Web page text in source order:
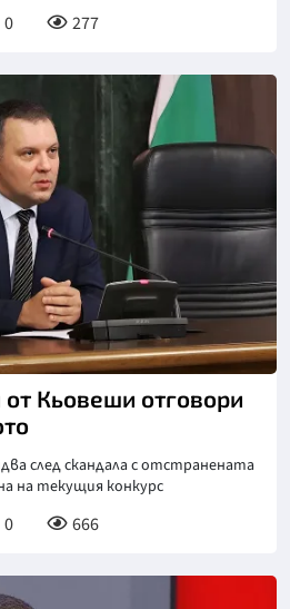
0 277
Кьовеши отговори
след скандала с отстранената
на текущия конкурс
0 666